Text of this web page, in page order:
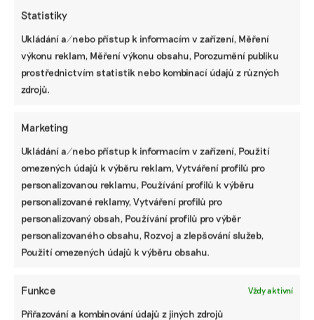
Statistiky
Ukládání a/nebo přístup k informacím v zařízení, Měření
výkonu reklam, Měření výkonu obsahu, Porozumění publiku
prostřednictvím statistik nebo kombinací údajů z různých
zdrojů.
Marketing
Ukládání a/nebo přístup k informacím v zařízení, Použití
omezených údajů k výběru reklam, Vytváření profilů pro
personalizovanou reklamu, Používání profilů k výběru
personalizované reklamy, Vytváření profilů pro
personalizovaný obsah, Používání profilů pro výběr
personalizovaného obsahu, Rozvoj a zlepšování služeb,
Použití omezených údajů k výběru obsahu.
Funkce Vždy aktivní
Přiřazování a kombinování údajů z jiných zdrojů
Starý kotel škodí ovzduší více než druh
paliva. Ve výměně ale brání lidem hlavně
peníze
Vědci z Masarykovy univerzity sledovali s pomocí
senzorů kvalitu ovzduší v topné sezóně a zjišťovali, jak se
topí v malých obcích. V projektu AirSENS hodnotili situaci
v Brně, aby zjistili stav a možné příčiny znečištění
ovzduší.